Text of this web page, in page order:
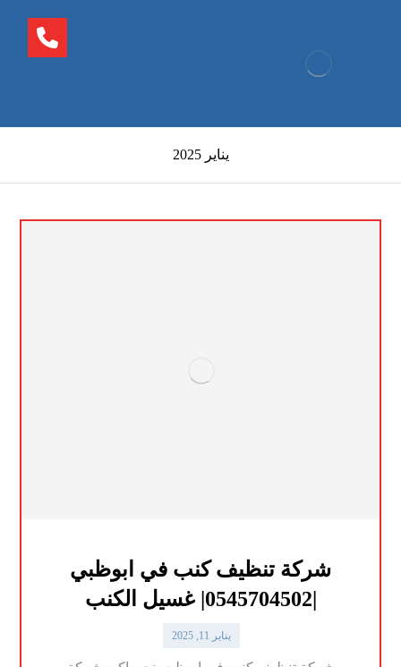
يناير 2025
شركة تنظيف كنب في ابوظبي
|0545704502| غسيل الكنب
يناير 11, 2025